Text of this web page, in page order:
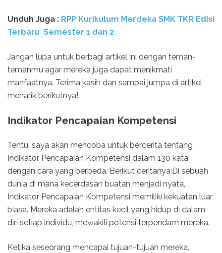
Unduh Juga : RPP Kurikulum Merdeka SMK TKR Edisi
Terbaru Semester 1 dan 2
Jangan lupa untuk berbagi artikel ini dengan teman-
temanmu agar mereka juga dapat menikmati
manfaatnya. Terima kasih dan sampai jumpa di artikel
menarik berikutnya!
Indikator Pencapaian Kompetensi
Tentu, saya akan mencoba untuk bercerita tentang
Indikator Pencapaian Kompetensi dalam 130 kata
dengan cara yang berbeda. Berikut ceritanya:Di sebuah
dunia di mana kecerdasan buatan menjadi nyata,
Indikator Pencapaian Kompetensi memiliki kekuatan luar
biasa. Mereka adalah entitas kecil yang hidup di dalam
diri setiap individu, mewakili potensi terpendam mereka.
Ketika seseorang mencapai tujuan-tujuan mereka,